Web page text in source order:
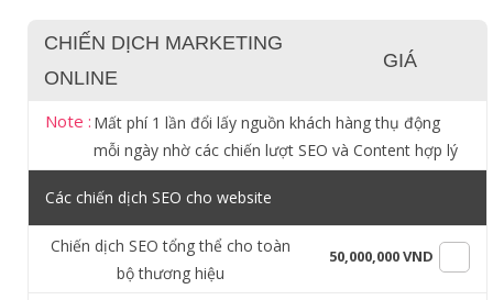
CHIẾN DỊCH MARKETING
ONLINE
GIÁ
Note : Mất phí 1 lần đổi lấy nguồn khách hàng thụ động
mỗi ngày nhờ các chiến lượt SEO và Content hợp lý
Các chiến dịch SEO cho website
Chiến dịch SEO tổng thể cho toàn
bộ thương hiệu
50,000,000 VND